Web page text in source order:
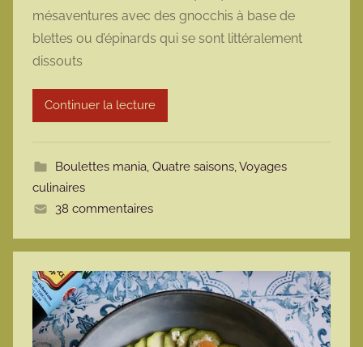
m
a
o
t
e
mésaventures avec des gnocchis à base de
blettes ou d’épinards qui se sont littéralement
dissouts
Continuer la lecture
Boulettes mania, Quatre saisons,Voyages
culinaires
38 commentaires